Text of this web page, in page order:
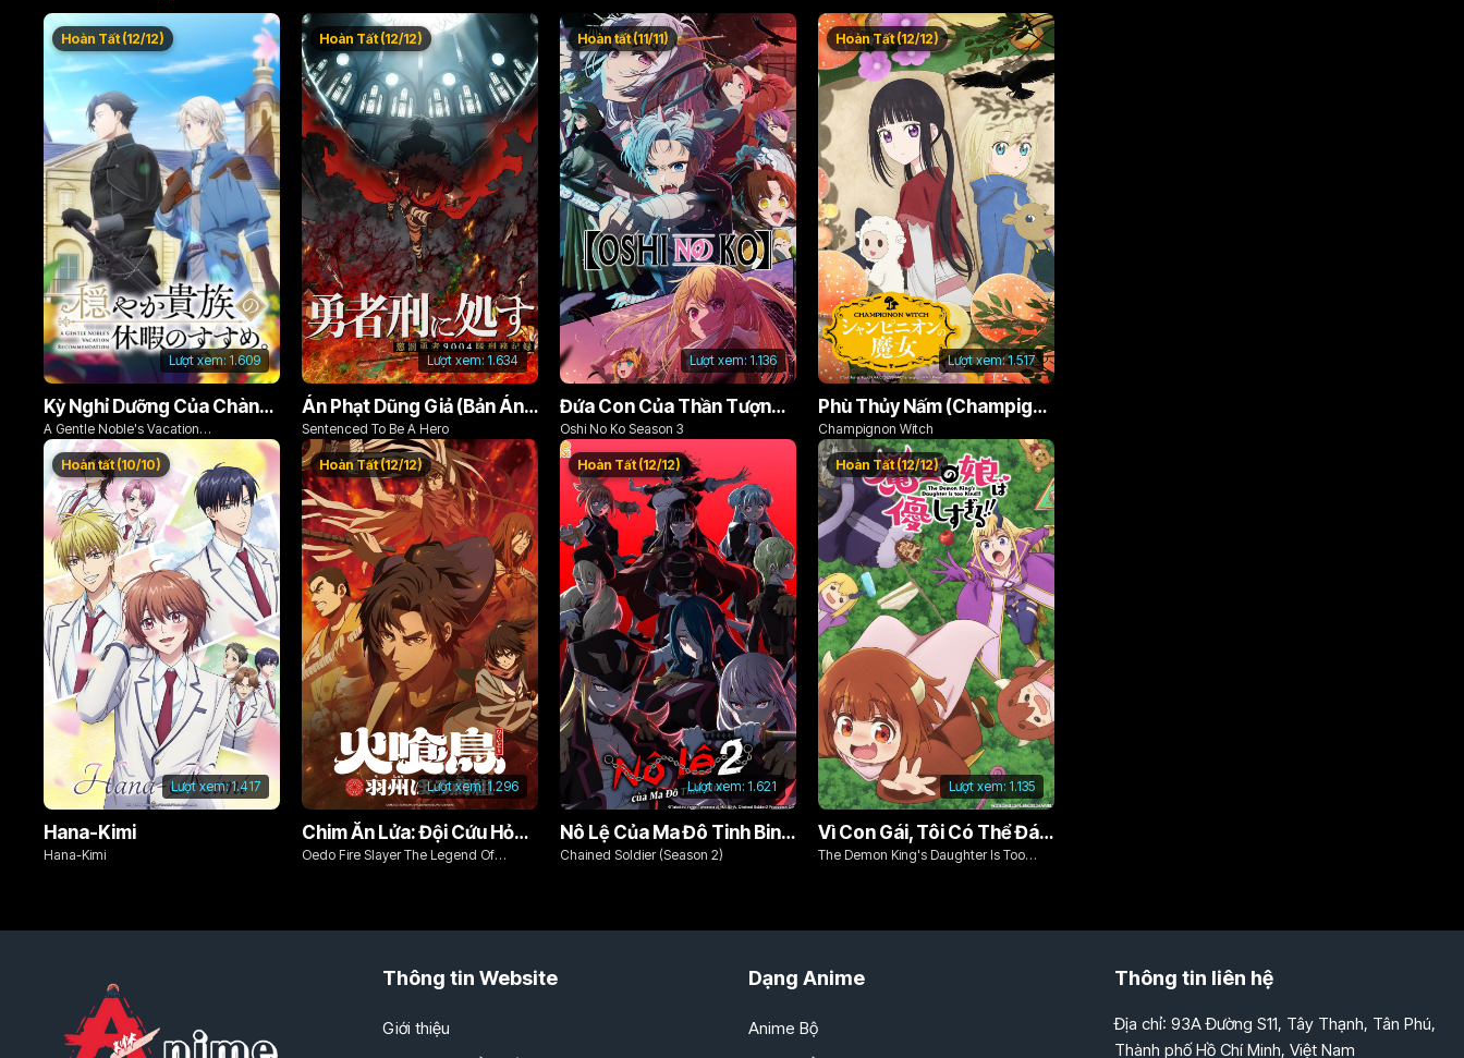
Lượt xem: 1.609
Hoàn Tất (12/12)
Kỳ Nghỉ Dưỡng Của Chàng Quý Tộc Ôn Hòa (Odayaka Kizoku no Kyuuka no Susume)
A Gentle Noble's Vacation
Recommendation
Lượt xem: 1.634
Hoàn Tất (12/12)
Án Phạt Dũng Giả (Bản Án Anh Hùng)
Sentenced To Be A Hero
Lượt xem: 1.136
Hoàn tất (11/11)
Đứa Con Của Thần Tượng (Phần 3)
Oshi No Ko Season 3
Lượt xem:1.517
Hoàn Tất (12/12)
Phù Thủy Nấm (Champignon no Majo)
Champignon Witch
Lượt xem:1.417
Hoàn tất (10/10)
Hana-Kimi
Hana-Kimi
Lượt xem: 1.296
Hoàn Tất (12/12)
Chim Ăn Lửa: Đội Cứu Hỏa Rách Rưới Vùng Ushu
Oedo Fire Slayer The Legend Of
Lượt xem: 1.621
Hoàn Tất (12/12)
Nô Lệ Của Ma Đô Tinh Binh (Phần 2)
Chained Soldier (Season 2)
Lượt xem: 1.135
Hoàn Tất (12/12)
Vì Con Gái, Tôi Có Thể Đánh Bại Cả Ma Vương
The Demon King's Daughter Is Too
Thông tin Website
Giới thiệu
Dạng Anime
Anime Bộ
Thông tin liên hệ
Địa chỉ: 93A Đường S11, Tây Thạnh, Tân Phú,
Thành phố Hồ Chí Minh, Việt Nam